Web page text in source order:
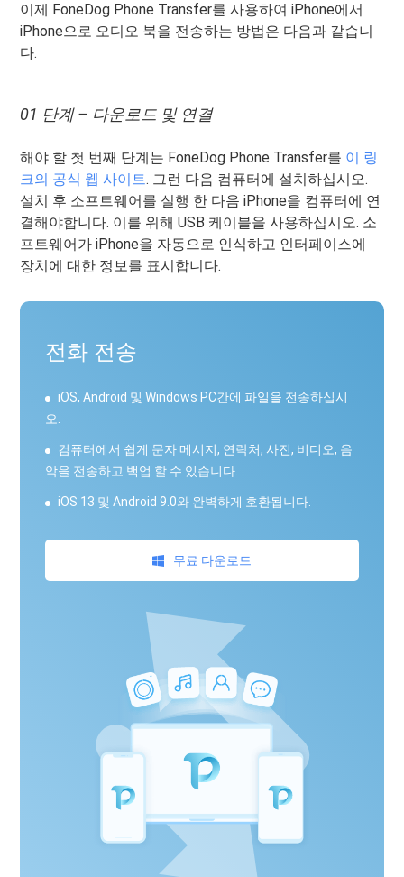
이제 FoneDog Phone Transfer를 사용하여 iPhone에서
iPhone으로 오디오 북을 전송하는 방법은 다음과 같습니
다.
01 단계 – 다운로드 및 연결
해야 할 첫 번째 단계는 FoneDog Phone Transfer를 이 링
크의 공식 웹 사이트. 그런 다음 컴퓨터에 설치하십시오.
설치 후 소프트웨어를 실행 한 다음 iPhone을 컴퓨터에 연
결해야합니다. 이를 위해 USB 케이블을 사용하십시오. 소
프트웨어가 iPhone을 자동으로 인식하고 인터페이스에
장치에 대한 정보를 표시합니다.
전화 전송
iOS, Android 및 Windows PC간에 파일을 전송하십시
오.
컴퓨터에서 쉽게 문자 메시지, 연락처, 사진, 비디오, 음
악을 전송하고 백업 할 수 있습니다.
iOS 13 및 Android 9.0와 완벽하게 호환됩니다.
무료 다운로드